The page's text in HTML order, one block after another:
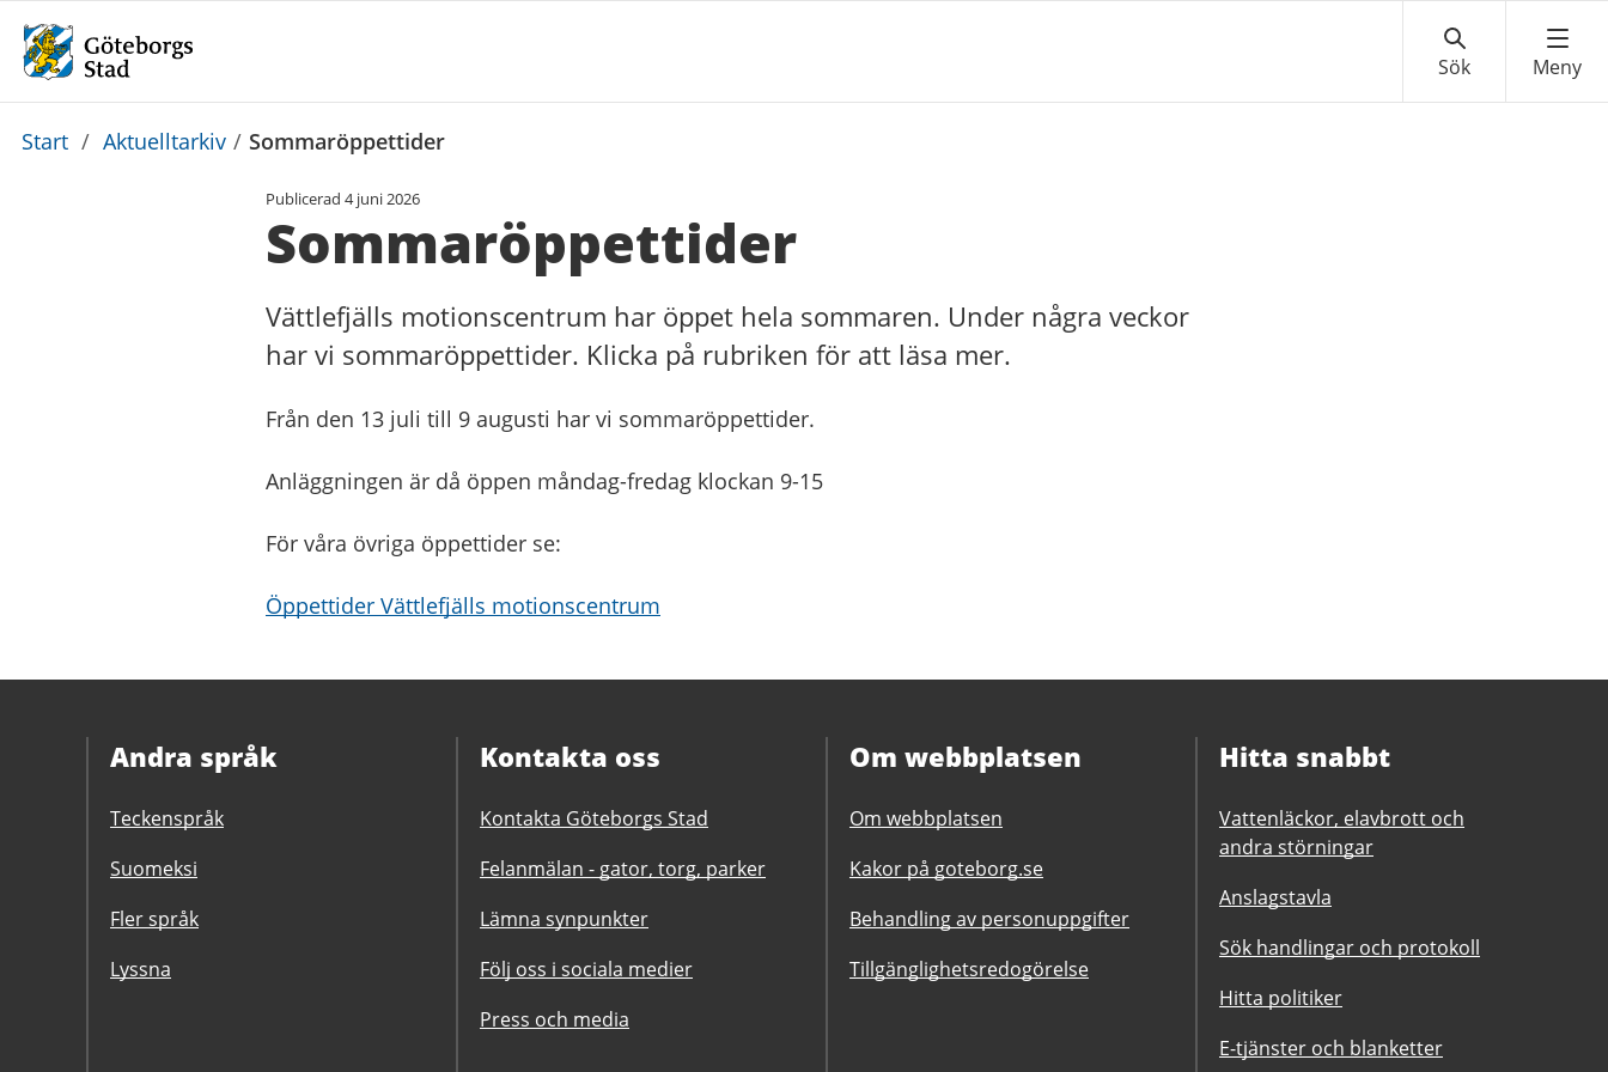
Du
Start / Aktuelltarkiv / Sommaröppettider
Publicerad 4 juni 2026
Sommaröppettider
Vättlefjälls motionscentrum har öppet hela sommaren. Under några veckor
har vi sommaröppettider. Klicka på rubriken för att läsa mer.
Från den 13 juli till 9 augusti har vi sommaröppettider.
Anläggningen är då öppen måndag-fredag klockan 9-15
För våra övriga öppettider se:
Öppettider Vättlefjälls motionscentrum
Andra språk
Teckenspråk
Suomeksi
Fler språk
Lyssna
Kontakta oss
Kontakta Göteborgs Stad
Felanmälan - gator, torg, parker
Lämna synpunkter
Följ oss i sociala medier
Press och media
Om webbplatsen
Om webbplatsen
Kakor på goteborg.se
Behandling av personuppgifter
Tillgänglighetsredogörelse
Hitta snabbt
Vattenläckor, elavbrott och
andra störningar
Anslagstavla
Sök handlingar och protokoll
Hitta politiker
E-tjänster och blanketter